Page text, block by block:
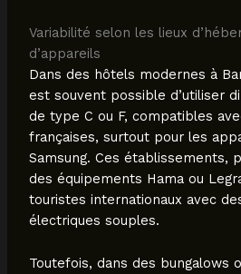
Variabilité selon les lieux
d’appareils
Dans des hôtels modernes à
est souvent possible d’utiliser
de type C ou F, compatibles
françaises, surtout pour les
Samsung. Ces établissements,
des équipements Hama ou
touristes internationaux avec
électriques souples.
Toutefois, dans des bungalows